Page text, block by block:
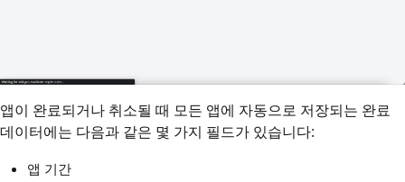
앱이 완료되거나 취소될 때 모든 앱에 자동으로 저장되는 완료
데이터에는 다음과 같은 몇 가지 필드가 있습니다:
앱 기간